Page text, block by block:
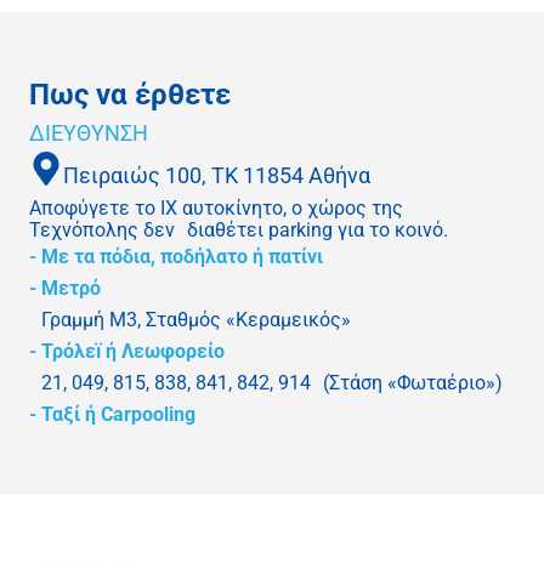
Πως να έρθετε
ΔΙΕΥΘΥΝΣΗ
Πειραιώς 100, ΤΚ 11854 Αθήνα
Αποφύγετε το ΙΧ αυτοκίνητο, ο χώρος της
Τεχνόπολης δεν διαθέτει parking για το κοινό.
- Με τα πόδια, ποδήλατο ή πατίνι
- Μετρό
Γραμμή Μ3, Σταθμός «Κεραμεικός»
- Τρόλεï ή Λεωφορείο
21, 049, 815, 838, 841, 842, 914 (Στάση «Φωταέριο»)
- Ταξί ή Carpooling